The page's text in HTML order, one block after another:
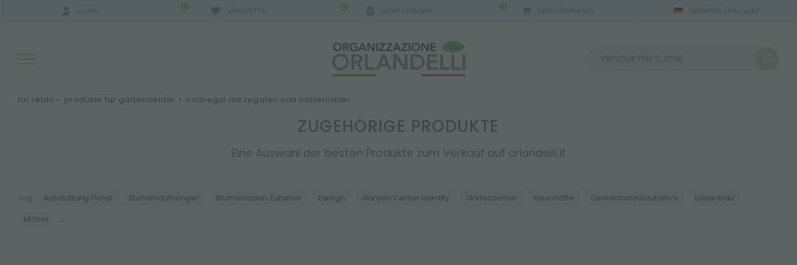
0 0 0
für retail – produkte für gartencenter > holzregal mit regalen und blisterhalter
ZUGEHÖRIGE PRODUKTE
Eine Auswahl der besten Produkte zum Verkauf auf orlandelli.it
Tag: Ausstattung Florist Blumenaufhänger Blumenladen Zubehör Design Garden Center Identity Gartenzenter Geschäfte Gewächshauszubehör Ladenbau
Möbel ...